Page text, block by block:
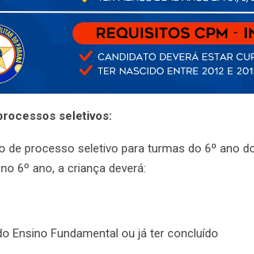
seletivos:
de processo seletivo para turmas do 6º ano
6º ano, a criança deverá:
Ensino Fundamental ou já ter concluído